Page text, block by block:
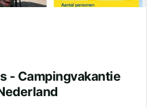
- Campingvakantie